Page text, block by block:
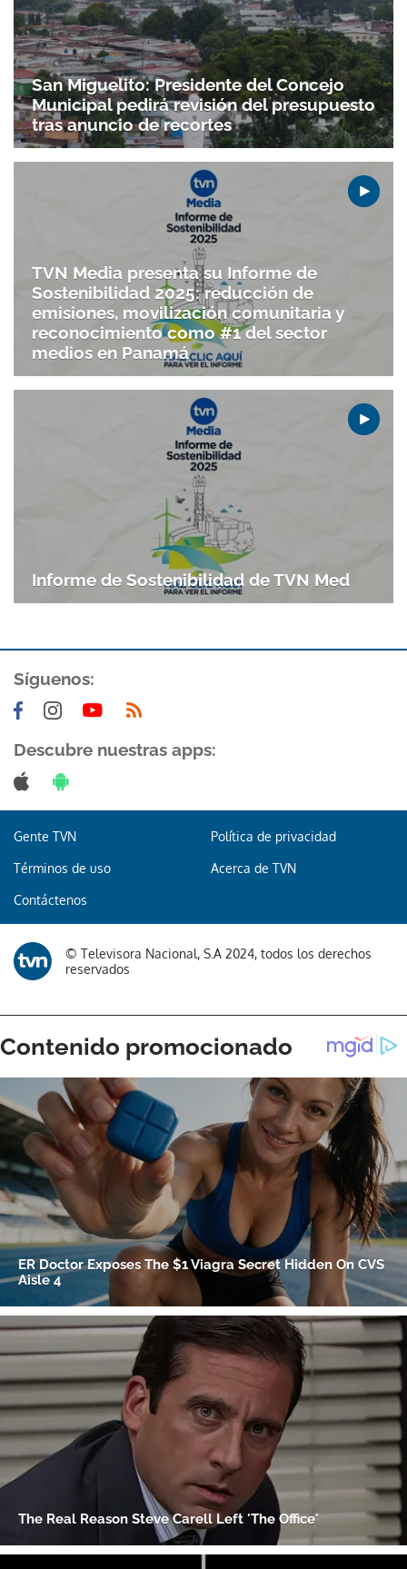
Gracias por suscribirte a nuestro boletín.
ACEPTAR
San Miguelito: Presidente del Concejo
Municipal pedirá revisión del presupuesto
tras anuncio de recortes
TVN Media presenta su Informe de
Sostenibilidad 2025: reducción de
emisiones, movilización comunitaria y
reconocimiento como #1 del sector
medios en Panamá
Informe de Sostenibilidad de TVN Med
Síguenos:
Descubre nuestras apps:
Gente TVN Política de privacidad
Términos de uso Acerca de TVN
Contáctenos
© Televisora Nacional, S.A 2024, todos los derechos
reservados